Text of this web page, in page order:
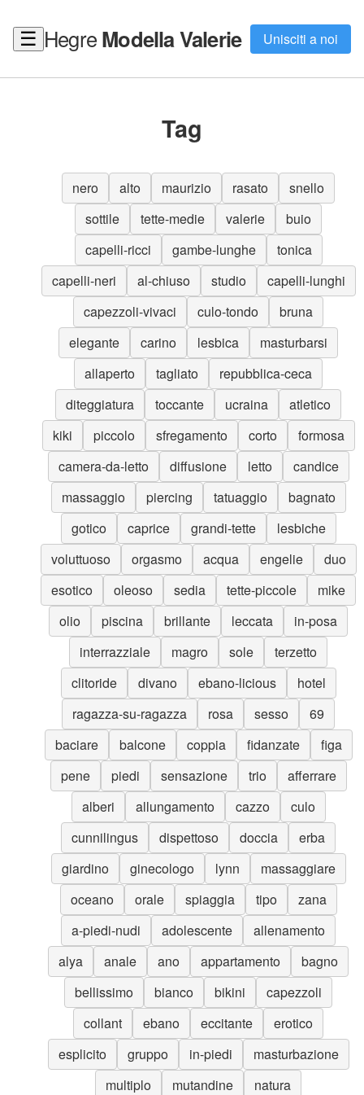
☰ HegreModella Valerie Unisciti a noi
Tag
nero alto maurizio rasato
snello
sottile
tette-medie valerie
buio
capelli-ricci
gambe-lunghe
tonica
capelli-neri
al-chiuso studio
capelli-lunghi
capezzoli-vivaci
culo-tondo
bruna
elegante
carino lesbica
masturbarsi
allaperto
tagliato
repubblica-ceca
diteggiatura
toccante ucraina
atletico
kiki
piccolo sfregamento corto
formosa
camera-da-letto
diffusione letto
candice
massaggio
piercing tatuaggio
bagnato
gotico
caprice grandi-tette
lesbiche
voluttuoso
orgasmo acqua engelie
duo
esotico
oleoso sedia tette-piccole
mike
olio
piscina brillante leccata
in-posa
interrazziale
magro sole
terzetto
clitoride
divano ebano-licious
hotel
ragazza-su-ragazza
rosa sesso
69
baciare
balcone coppia fidanzate
figa
pene
piedi sensazione trio
afferrare
alberi
allungamento cazzo
culo
cunnilingus
dispettoso doccia
erba
giardino
ginecologo lynn
massaggiare
oceano
orale spiaggia tipo
zana
a-piedi-nudi
adolescente
allenamento
alya
anale ano appartamento
bagno
bellissimo
bianco bikini
capezzoli
collant
ebano eccitante
erotico
esplicito
gruppo in-piedi
masturbazione
multiplo
mutandine
natura